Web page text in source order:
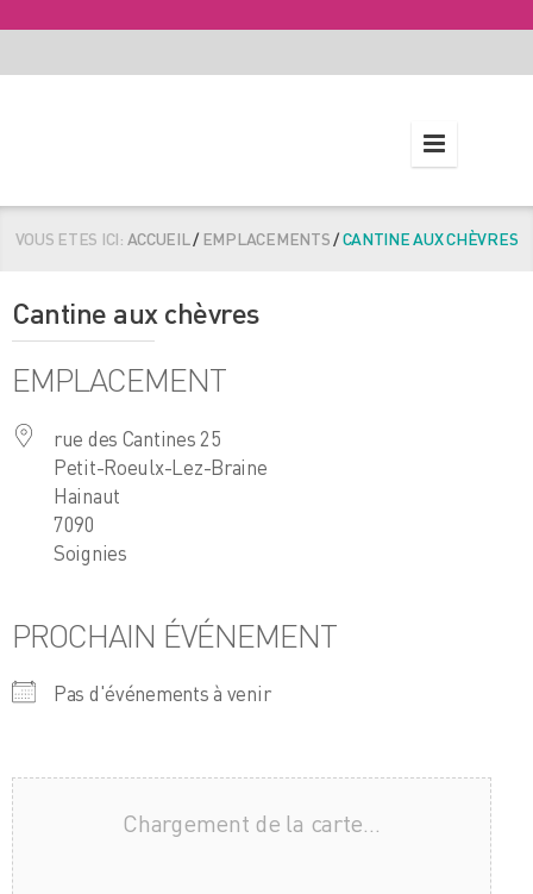
VOUS ETES ICI: ACCUEIL/EMPLACEMENTS/CANTINE AUX CHÈVRES
Cantine aux chèvres
EMPLACEMENT
rue des Cantines 25
Petit-Roeulx-Lez-Braine
Hainaut
7090
Soignies
PROCHAIN ÉVÉNEMENT
Pas d'événements à venir
Chargement de la carte…